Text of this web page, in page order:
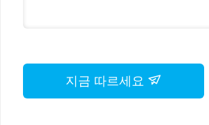
지금 따르세요